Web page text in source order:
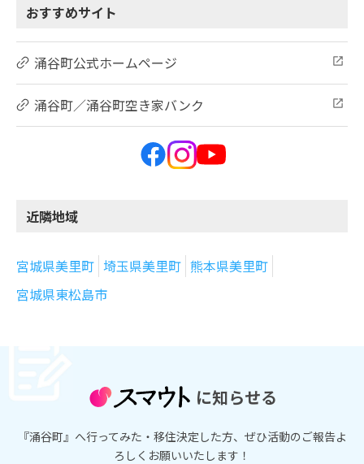
おすすめサイト
涌谷町公式ホームページ
涌谷町／涌谷町空き家バンク
近隣地域
宮城県美里町 埼玉県美里町 熊本県美里町
宮城県東松島市
に知らせる
『涌谷町』へ行ってみた・移住決定した方、ぜひ活動のご報告よ
ろしくお願いいたします！